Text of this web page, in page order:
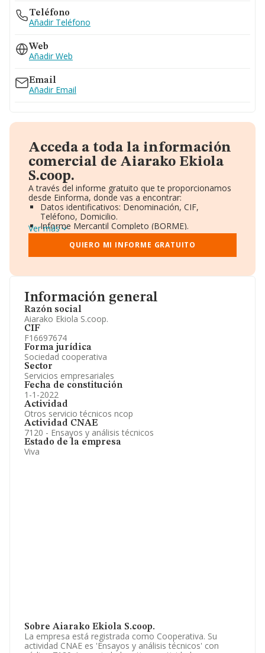
Información general
Razón social
Aiarako Ekiola S.coop.
CIF
F16697674
Forma jurídica
Sociedad cooperativa
Sector
Servicios empresariales
Fecha de constitución
1-1-2022
Actividad
Otros servicio técnicos ncop
Actividad CNAE
7120 - Ensayos y análisis técnicos
Estado de la empresa
Viva
Sobre Aiarako Ekiola S.coop.
La empresa está registrada como Cooperativa. Su
actividad CNAE es 'Ensayos y análisis técnicos' con
Teléfono
Añadir Teléfono
Web
Añadir Web
Email
Añadir Email
Acceda a toda la información
comercial de Aiarako Ekiola
S.coop.
A través del informe gratuito que te proporcionamos
desde Einforma, donde vas a encontrar:
Datos identificativos: Denominación, CIF,
Teléfono, Domicilio.
Informe Mercantil Completo (BORME).
Gráficos de Evolución Ventas y Empleados.
Consejo de Administración y Administradores.
Directivos y Ejecutivos.
Información oficial y registral complementaria.
Ver más
QUIERO MI INFORME GRATUITO